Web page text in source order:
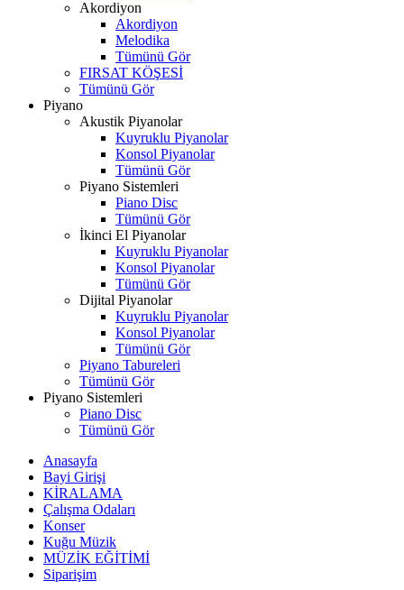
Akordiyon
Akordiyon
Melodika
Tümünü Gör
FIRSAT KÖŞESİ
Tümünü Gör
Piyano
Akustik Piyanolar
Kuyruklu Piyanolar
Konsol Piyanolar
Tümünü Gör
Piyano Sistemleri
Piano Disc
Tümünü Gör
İkinci El Piyanolar
Kuyruklu Piyanolar
Konsol Piyanolar
Tümünü Gör
Dijital Piyanolar
Kuyruklu Piyanolar
Konsol Piyanolar
Tümünü Gör
Piyano Tabureleri
Tümünü Gör
Piyano Sistemleri
Piano Disc
Tümünü Gör
Anasayfa
Bayi Girişi
KİRALAMA
Çalışma Odaları
Konser
Kuğu Müzik
MÜZİK EĞİTİMİ
Siparişim